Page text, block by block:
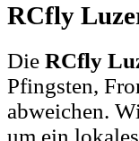
RCfly
Die RCfly
Pfingsten,
abweichen.
um ein